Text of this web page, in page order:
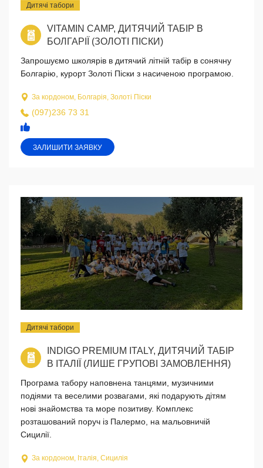
Дитячі табори
VITAMIN CAMP, ДИТЯЧИЙ ТАБІР В
БОЛГАРІЇ (ЗОЛОТІ ПІСКИ)
Запрошуємо школярів в дитячий літній табір в сонячну
Болгарію, курорт Золоті Піски з насиченою програмою.
За кордоном, Болгарія, Золоті Піски
(097)236 73 31
ЗАЛИШИТИ ЗАЯВКУ
Дитячі табори
INDIGO PREMIUM ITALY, ДИТЯЧИЙ ТАБІР
В ІТАЛІЇ (ЛИШЕ ГРУПОВІ ЗАМОВЛЕННЯ)
Програма табору наповнена танцями, музичними
подіями та веселими розвагами, які подарують дітям
нові знайомства та море позитиву. Комплекс
розташований поруч із Палермо, на мальовничій
Сицилії.
За кордоном, Італія, Сицилія